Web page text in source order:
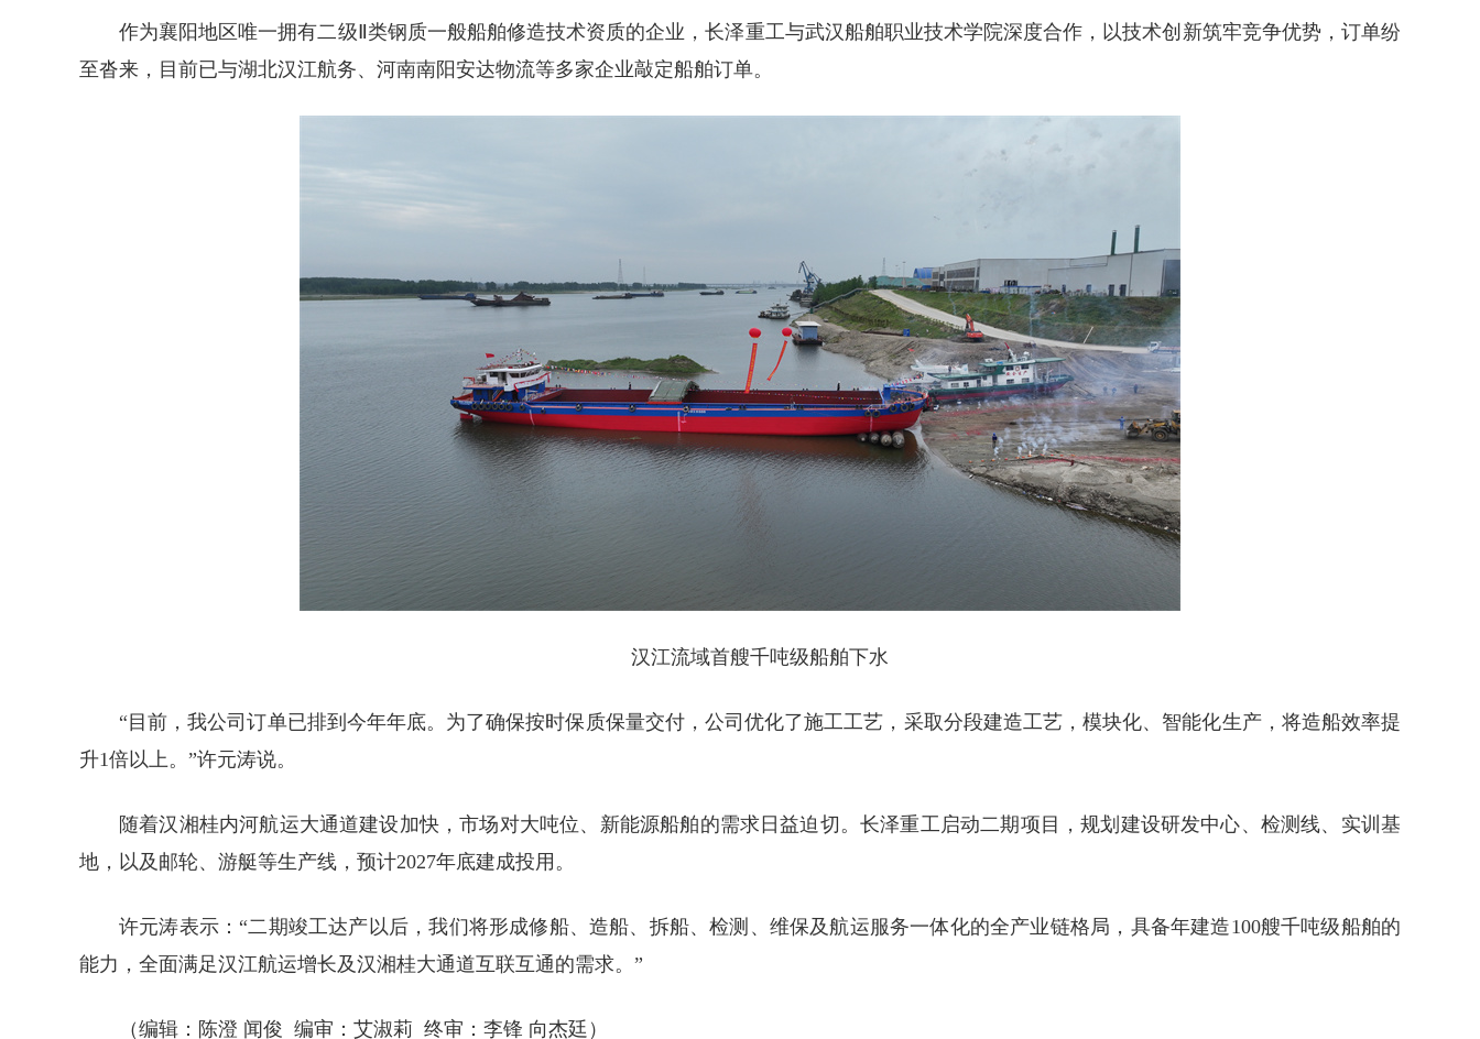
作为襄阳地区唯一拥有二级Ⅱ类钢质一般船舶修造技术资质的企业，长泽重工与武汉船舶职业技术学院深度合作，以技术创新筑牢竞争优势，订单纷
至沓来，目前已与湖北汉江航务、河南南阳安达物流等多家企业敲定船舶订单。
汉江流域首艘千吨级船舶下水
“目前，我公司订单已排到今年年底。为了确保按时保质保量交付，公司优化了施工工艺，采取分段建造工艺，模块化、智能化生产，将造船效率提
升1倍以上。”许元涛说。
随着汉湘桂内河航运大通道建设加快，市场对大吨位、新能源船舶的需求日益迫切。长泽重工启动二期项目，规划建设研发中心、检测线、实训基
地，以及邮轮、游艇等生产线，预计2027年底建成投用。
许元涛表示：“二期竣工达产以后，我们将形成修船、造船、拆船、检测、维保及航运服务一体化的全产业链格局，具备年建造100艘千吨级船舶的
能力，全面满足汉江航运增长及汉湘桂大通道互联互通的需求。”
（编辑：陈澄 闻俊 编审：艾淑莉 终审：李锋 向杰廷）